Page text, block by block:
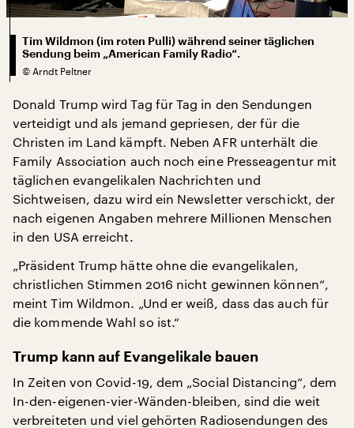
Tim Wildmon (im roten Pulli) während seiner täglichen
Sendung beim „American Family Radio“.
© Arndt Peltner
Donald Trump wird Tag für Tag in den Sendungen
verteidigt und als jemand gepriesen, der für die
Christen im Land kämpft. Neben AFR unterhält die
Family Association auch noch eine Presseagentur mit
täglichen evangelikalen Nachrichten und
Sichtweisen, dazu wird ein Newsletter verschickt, der
nach eigenen Angaben mehrere Millionen Menschen
in den USA erreicht.
„Präsident Trump hätte ohne die evangelikalen,
christlichen Stimmen 2016 nicht gewinnen können“,
meint Tim Wildmon. „Und er weiß, dass das auch für
die kommende Wahl so ist.“
Trump kann auf Evangelikale bauen
In Zeiten von Covid-19, dem „Social Distancing“, dem
In-den-eigenen-vier-Wänden-bleiben, sind die weit
verbreiteten und viel gehörten Radiosendungen des